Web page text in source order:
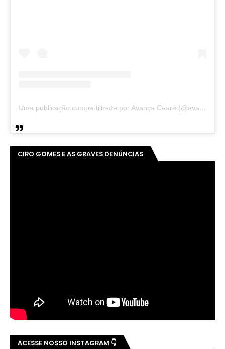
Uma publicação compartilhada por Avança Ceará (@avancaceara)
CIRO GOMES E AS GRAVES DENÚNCIAS
ACESSE NOSSO INSTAGRAM 👇